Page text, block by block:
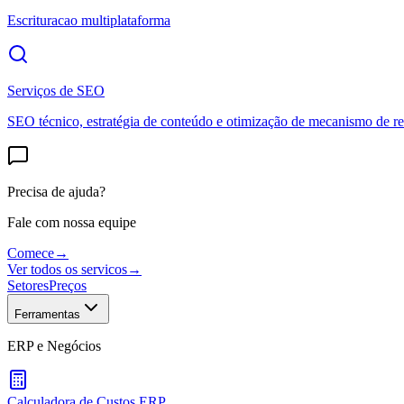
Escrituracao multiplataforma
Serviços de SEO
SEO técnico, estratégia de conteúdo e otimização de mecanismo de
Precisa de ajuda?
Fale com nossa equipe
Comece→
Ver todos os servicos→
SetoresPreços
Ferramentas
ERP e Negócios